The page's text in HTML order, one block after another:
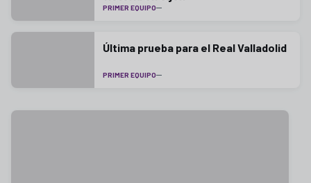
PRIMER EQUIPO
Última prueba para el Real Valladolid
PRIMER EQUIPO